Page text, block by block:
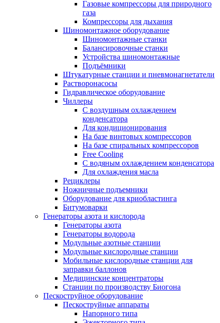
Газовые компрессоры для природного
газа
Компрессоры для дыхания
Шиномонтажное оборудование
Шиномонтажные станки
Балансировочные станки
Устройства шиномонтажные
Подъёмники
Штукатурные станции и пневмонагнетатели
Растворонасосы
Гидравлическое оборудование
Чиллеры
С воздушным охлаждением
конденсатора
Для кондиционирования
На базе винтовых компрессоров
На базе спиральных компрессоров
Free Cooling
С водяным охлаждением конденсатора
Для охлаждения масла
Рециклеры
Ножничные подъемники
Оборудование для криобластинга
Битумоварки
Генераторы азота и кислорода
Генераторы азота
Генераторы водорода
Модульные азотные станции
Модульные кислородные станции
Мобильные кислородные станции для
заправки баллонов
Медицинские концентраторы
Станции по производству Биогона
Пескоструйное оборудование
Пескоструйные аппараты
Напорного типа